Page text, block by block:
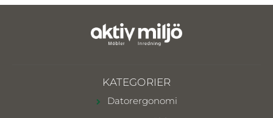
KATEGORIER
Datorergonomi